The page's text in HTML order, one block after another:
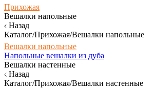
Прихожая
Вешалки напольные
Назад
Каталог/Прихожая/Вешалки напольные
Вешалки напольные
Напольные вешалки из дуба
Вешалки настенные
Назад
Каталог/Прихожая/Вешалки настенные